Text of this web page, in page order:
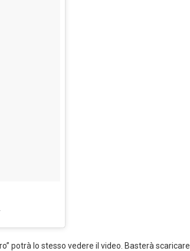
potrà lo stesso vedere il video. Basterà scaricare